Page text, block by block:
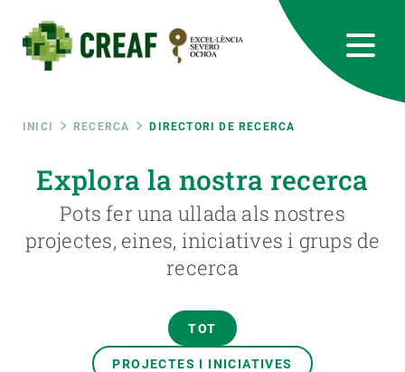
contingut
Fil
d'ariadna
INICI RECERCA DIRECTORI DE RECERCA
Explora la nostra recerca
Pots fer una ullada als nostres
projectes, eines, iniciatives i grups de
recerca
TOT
PROJECTES I INICIATIVES
RRSS
Featured
responsive
INTRANET
Responsive
menu
CIÈNCIA EN ACCIÓ